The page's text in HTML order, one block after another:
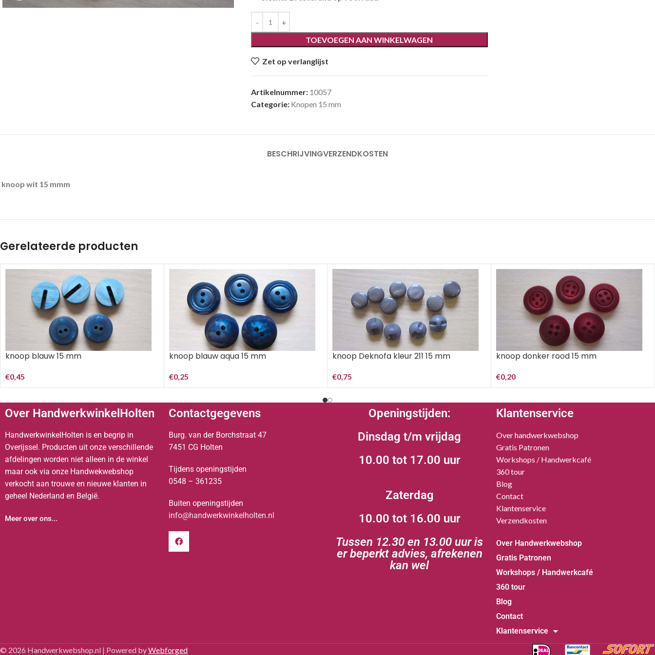
TOEVOEGEN AAN WINKELWAGEN
Zet op verlanglijst
Artikelnummer: 10057
Categorie: Knopen 15 mm
BESCHRIJVINGVERZENDKOSTEN
knoop wit 15 mmm
Gerelateerde producten
knoop blauw 15 mm
€0,45
knoop blauw aqua 15 mm
€0,25
knoop Deknofa kleur 211 15 mm
€0,75
knoop donker rood 15 mm
€0,20
Over HandwerkwinkelHolten
HandwerkwinkelHolten is en begrip in
Overijssel. Producten uit onze verschillende
afdelingen worden niet alleen in de winkel
maar ook via onze Handwekwebshop
verkocht aan trouwe en nieuwe klanten in
geheel Nederland en België.
Meer over ons...
Contactgegevens
Burg. van der Borchstraat 47
7451 CG Holten
Tijdens openingstijden
0548 – 361235
Buiten openingstijden
info@handwerkwinkelholten.nl
Openingstijden:
Dinsdag t/m vrijdag
10.00 tot 17.00 uur
Zaterdag
10.00 tot 16.00 uur
Tussen 12.30 en 13.00 uur is
er beperkt advies, afrekenen
kan wel
Klantenservice
Over handwerkwebshop
Gratis Patronen
Workshops / Handwerkcafé
360 tour
Blog
Contact
Klantenservice
Verzendkosten
Over Handwerkwebshop
Gratis Patronen
Workshops / Handwerkcafé
360 tour
Blog
Contact
Klantenservice
© 2026 Handwerkwebshop.nl | Powered byWebforged